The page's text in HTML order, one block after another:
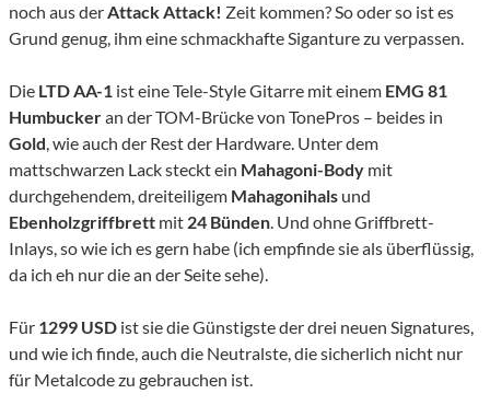
noch aus derAttack Attack! Zeit kommen? So oder so ist es
Grund genug, ihm eine schmackhafte Siganture zu verpassen.
Die LTD AA-1 ist eine Tele-Style Gitarre mit einem EMG 81
Humbuckeran der TOM-Brücke von TonePros – beides in
Gold, wie auch der Rest der Hardware. Unter dem
mattschwarzen Lack steckt ein Mahagoni-Body mit
durchgehendem, dreiteiligem Mahagonihals und
Ebenholzgriffbrett mit 24 Bünden. Und ohne Griffbrett-
Inlays, so wie ich es gern habe (ich empfinde sie als überflüssig,
da ich eh nur die an der Seite sehe).
Für 1299 USD ist sie die Günstigste der drei neuen Signatures,
und wie ich finde, auch die Neutralste, die sicherlich nicht nur
für Metalcode zu gebrauchen ist.